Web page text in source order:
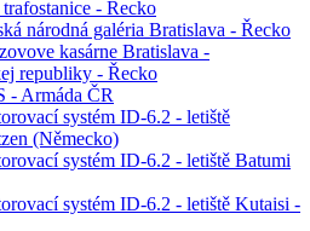
- Řecko
národná galéria Bratislava - Řecko
kasárne Bratislava -
republiky - Řecko
- Armáda ČR
systém ID-6.2 - letiště
(Německo)
systém ID-6.2 - letiště Batumi
systém ID-6.2 - letiště Kutaisi -